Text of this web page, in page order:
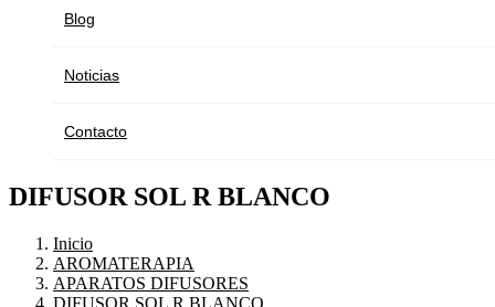
Blog
Noticias
Contacto
DIFUSOR SOL R BLANCO
Inicio
AROMATERAPIA
APARATOS DIFUSORES
DIFUSOR SOL R BLANCO